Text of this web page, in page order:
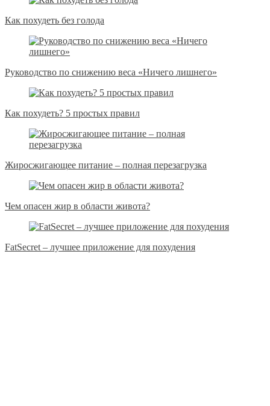
Как похудеть без голода
Руководство по снижению веса «Ничего лишнего»
Как похудеть? 5 простых правил
Жиросжигающее питание – полная перезагрузка
Чем опасен жир в области живота?
FatSecret – лучшее приложение для похудения